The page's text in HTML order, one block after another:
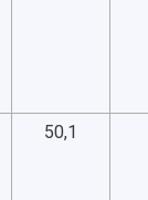
50,1